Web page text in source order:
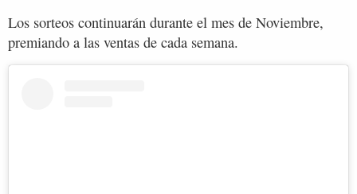
Los sorteos continuarán durante el mes de Noviembre,
premiando a las ventas de cada semana.